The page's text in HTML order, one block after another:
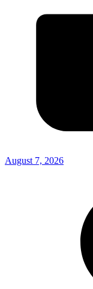
August 7, 2026